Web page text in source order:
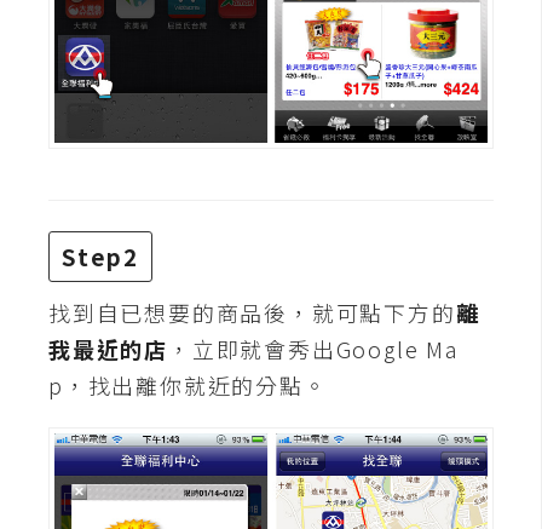
Step2
找到自已想要的商品後，就可點下方的離
我最近的店 ，立即就會秀出Google Ma
p，找出離你就近的分點。